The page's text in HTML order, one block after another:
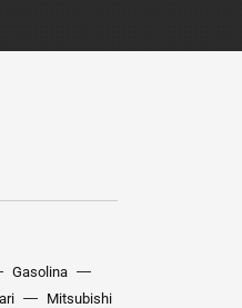
Gasolina
Mitsubishi